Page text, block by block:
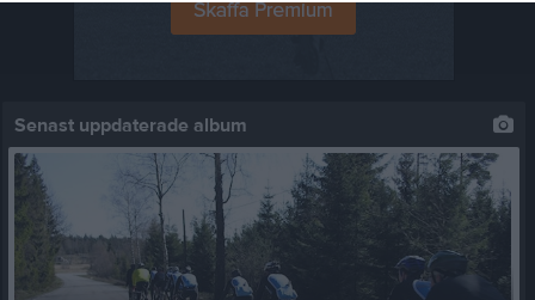
Senast uppdaterade album